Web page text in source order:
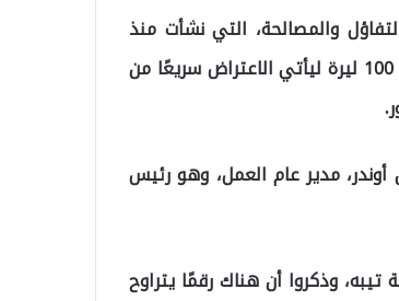
والمصالحة، التي نشأت منذ
الاجتماع الأول، في هذا الاجتماع عندما اقترح أصحاب العمل 3 آلاف و 100 ليرة ليأتي الاعتراض سريعًا من
الأول من نوركان أوندر، مدير عام العمل، وهو رئيس
تيبه، وذكروا أن هناك رقمًا يتراوح